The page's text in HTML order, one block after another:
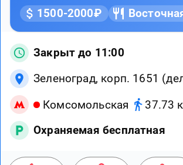
1500-2000₽
Закрыт до 11:00
Зеленоград, корп. 1651
Комсомольская
37.73
Охраняемая бесплатная